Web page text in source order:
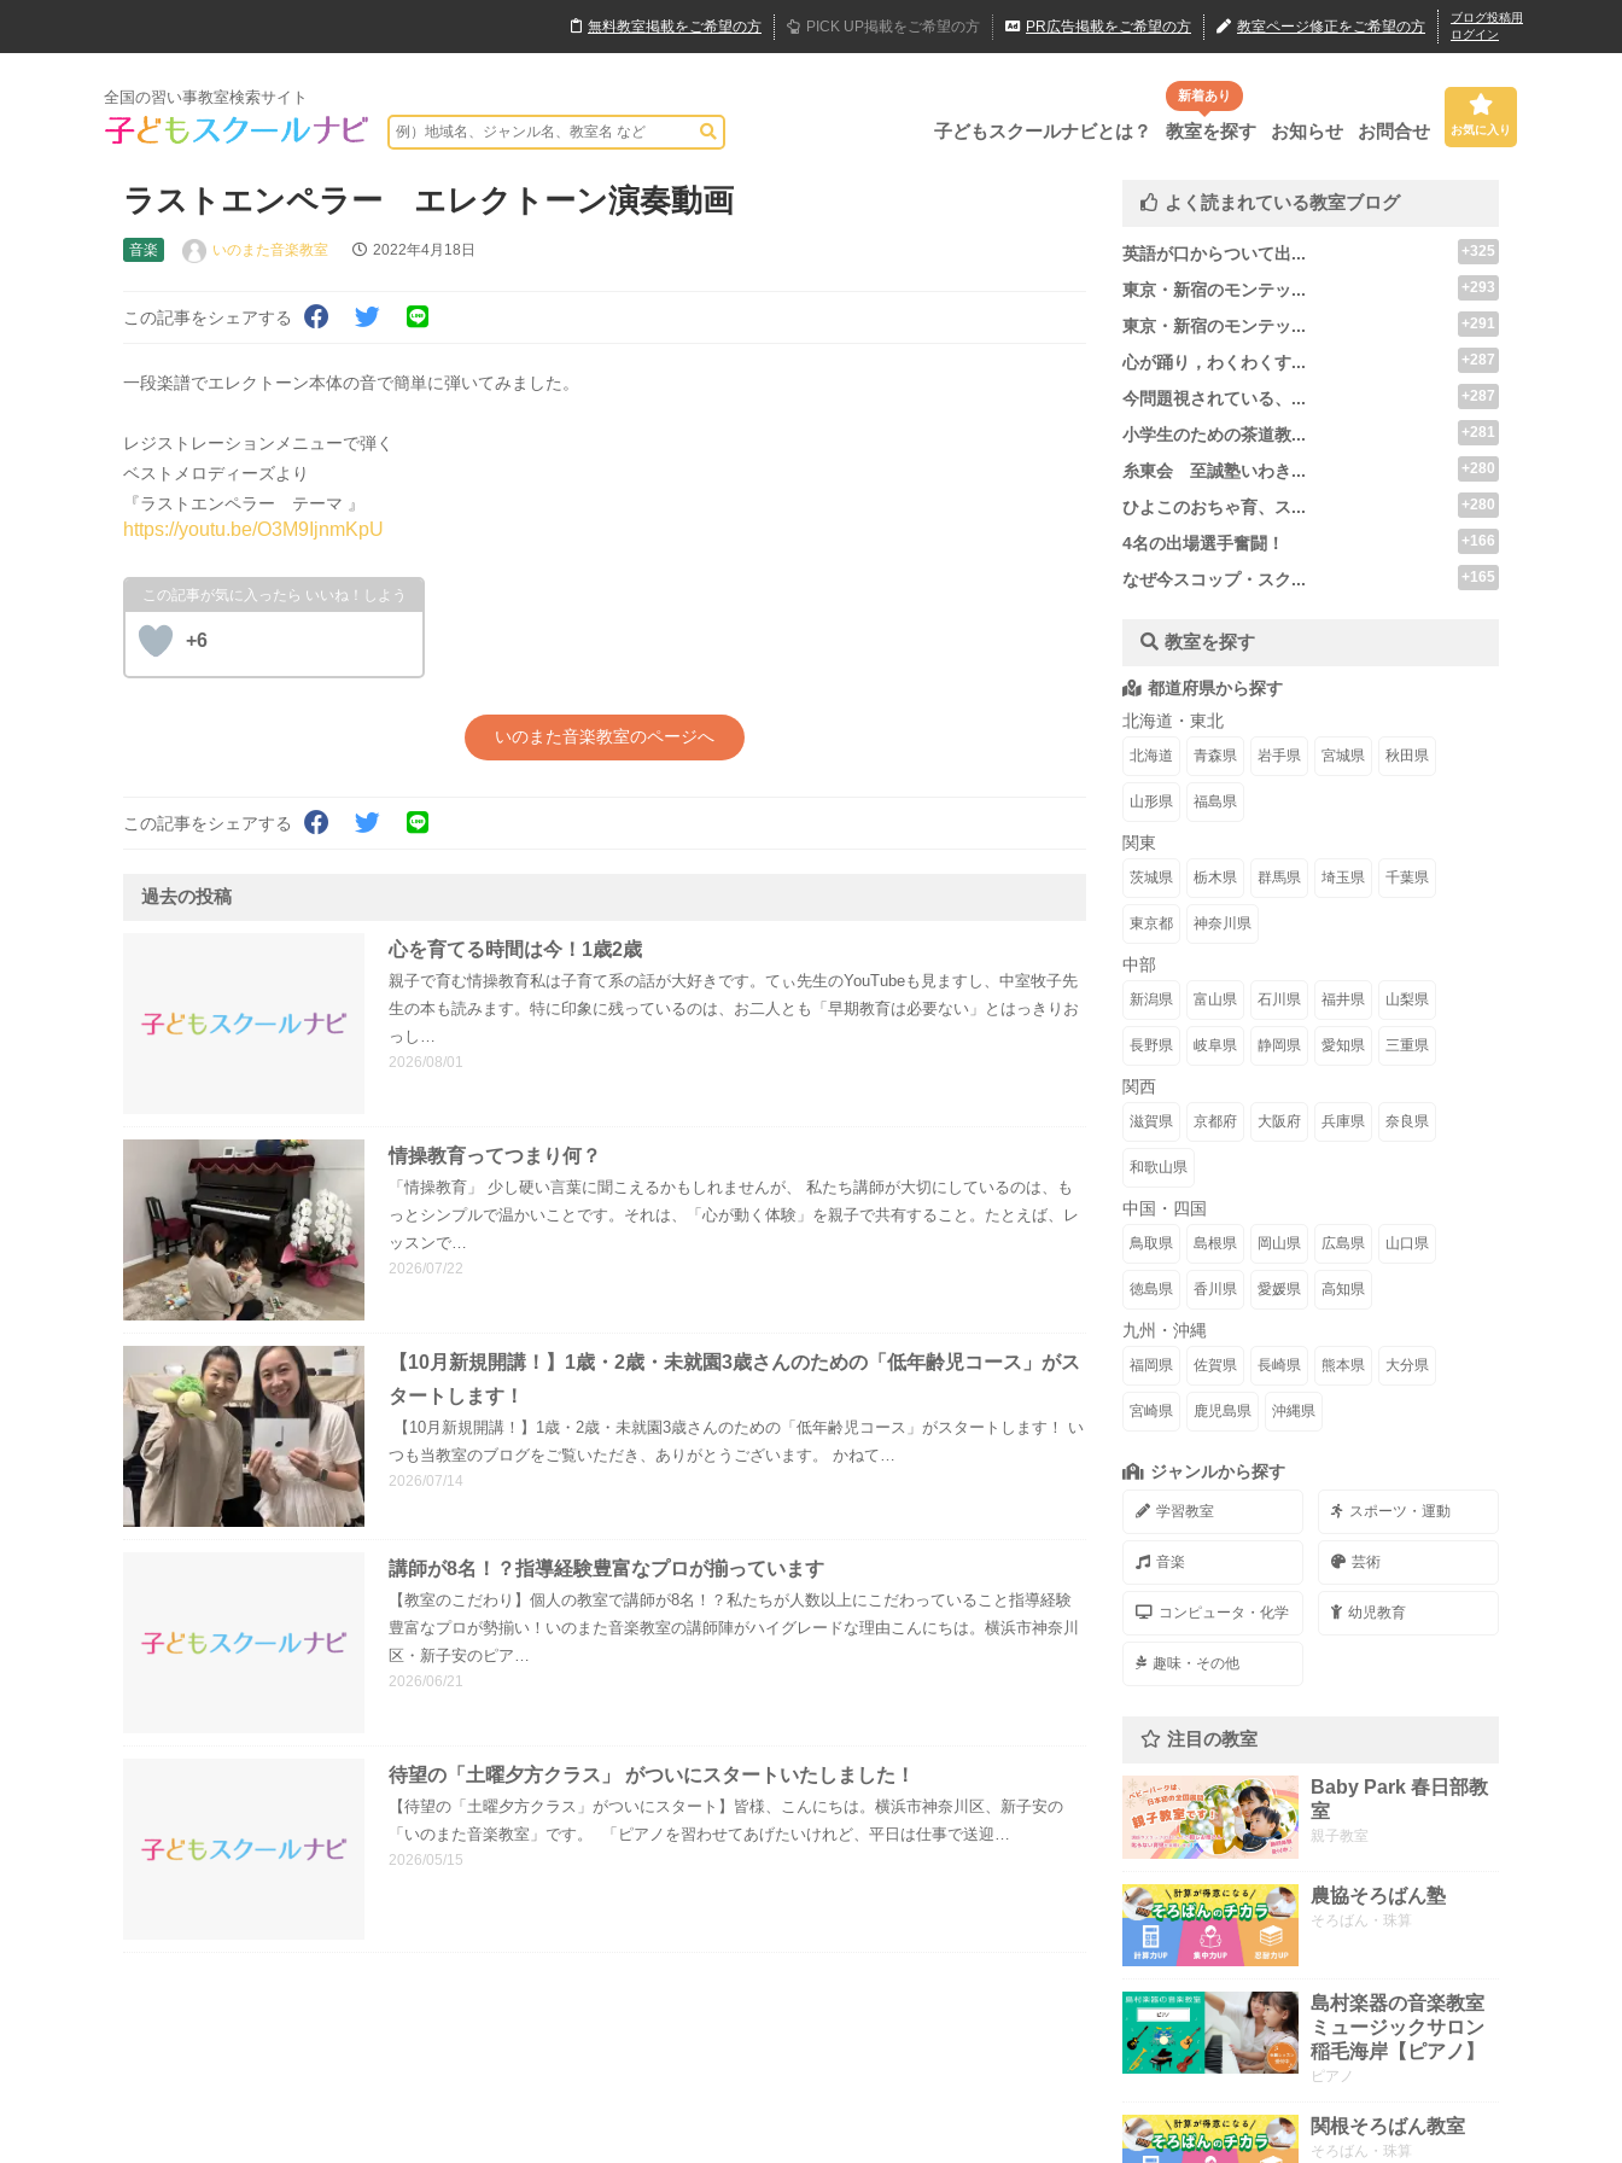
無料教室掲載をご希望の方 PICK UP掲載をご希望の方 PR広告掲載をご希望の方 教室ページ修正をご希望の方
ブログ投稿用
ログイン
全国の習い事教室検索サイト
子どもスクールナビとは？
新着あり
教室を探す お知らせ お問合せ お気に入り
ラストエンペラー エレクトーン演奏動画
音楽 いのまた音楽教室 2022年4月18日
この記事をシェアする
一段楽譜でエレクトーン本体の音で簡単に弾いてみました。
レジストレーションメニューで弾く
ベストメロディーズより
『ラストエンペラー テーマ 』
https://youtu.be/O3M9IjnmKpU
+6
いのまた音楽教室のページへ
この記事をシェアする
過去の投稿
心を育てる時間は今！1歳2歳
親子で育む情操教育私は子育て系の話が大好きです。てぃ先生のYouTubeも見ますし、中室牧子先
生の本も読みます。特に印象に残っているのは、お二人とも「早期教育は必要ない」とはっきりお
っし…
2026/08/01
情操教育ってつまり何？
「情操教育」 少し硬い言葉に聞こえるかもしれませんが、 私たち講師が大切にしているのは、も
っとシンプルで温かいことです。それは、「心が動く体験」を親子で共有すること。たとえば、レ
ッスンで…
2026/07/22
【10月新規開講！】1歳・2歳・未就園3歳さんのための「低年齢児コース」がス
タートします！
【10月新規開講！】1歳・2歳・未就園3歳さんのための「低年齢児コース」がスタートします！ い
つも当教室のブログをご覧いただき、ありがとうございます。 かねて…
2026/07/14
講師が8名！？指導経験豊富なプロが揃っています
【教室のこだわり】個人の教室で講師が8名！？私たちが人数以上にこだわっていること指導経験
豊富なプロが勢揃い！いのまた音楽教室の講師陣がハイグレードな理由こんにちは。横浜市神奈川
区・新子安のピア…
2026/06/21
待望の「土曜夕方クラス」 がついにスタートいたしました！
【待望の「土曜夕方クラス」がついにスタート】皆様、こんにちは。横浜市神奈川区、新子安の
「いのまた音楽教室」です。 「ピアノを習わせてあげたいけれど、平日は仕事で送迎…
2026/05/15
よく読まれている教室ブログ
英語が口からついて出... +325
東京・新宿のモンテッ... +293
東京・新宿のモンテッ... +291
心が踊り，わくわくす... +287
今問題視されている、... +287
小学生のための茶道教... +281
糸東会 至誠塾いわき... +280
ひよこのおちゃ育、ス... +280
4名の出場選手奮闘！ +166
なぜ今スコップ・スク... +165
教室を探す
都道府県から探す
北海道・東北
北海道 青森県 岩手県 宮城県 秋田県
山形県 福島県
関東
茨城県 栃木県 群馬県 埼玉県 千葉県
東京都 神奈川県
中部
新潟県 富山県 石川県 福井県 山梨県
長野県 岐阜県 静岡県 愛知県 三重県
関西
滋賀県 京都府 大阪府 兵庫県 奈良県
和歌山県
中国・四国
鳥取県 島根県 岡山県 広島県 山口県
徳島県 香川県 愛媛県 高知県
九州・沖縄
福岡県 佐賀県 長崎県 熊本県 大分県
宮崎県 鹿児島県 沖縄県
ジャンルから探す
学習教室 スポーツ・運動
音楽 芸術
コンピュータ・化学 幼児教育
趣味・その他
注目の教室
Baby Park 春日部教
室
親子教室
農協そろばん塾
そろばん・珠算
島村楽器の音楽教室
ミュージックサロン
稲毛海岸【ピアノ】
ピアノ
関根そろばん教室
そろばん・珠算